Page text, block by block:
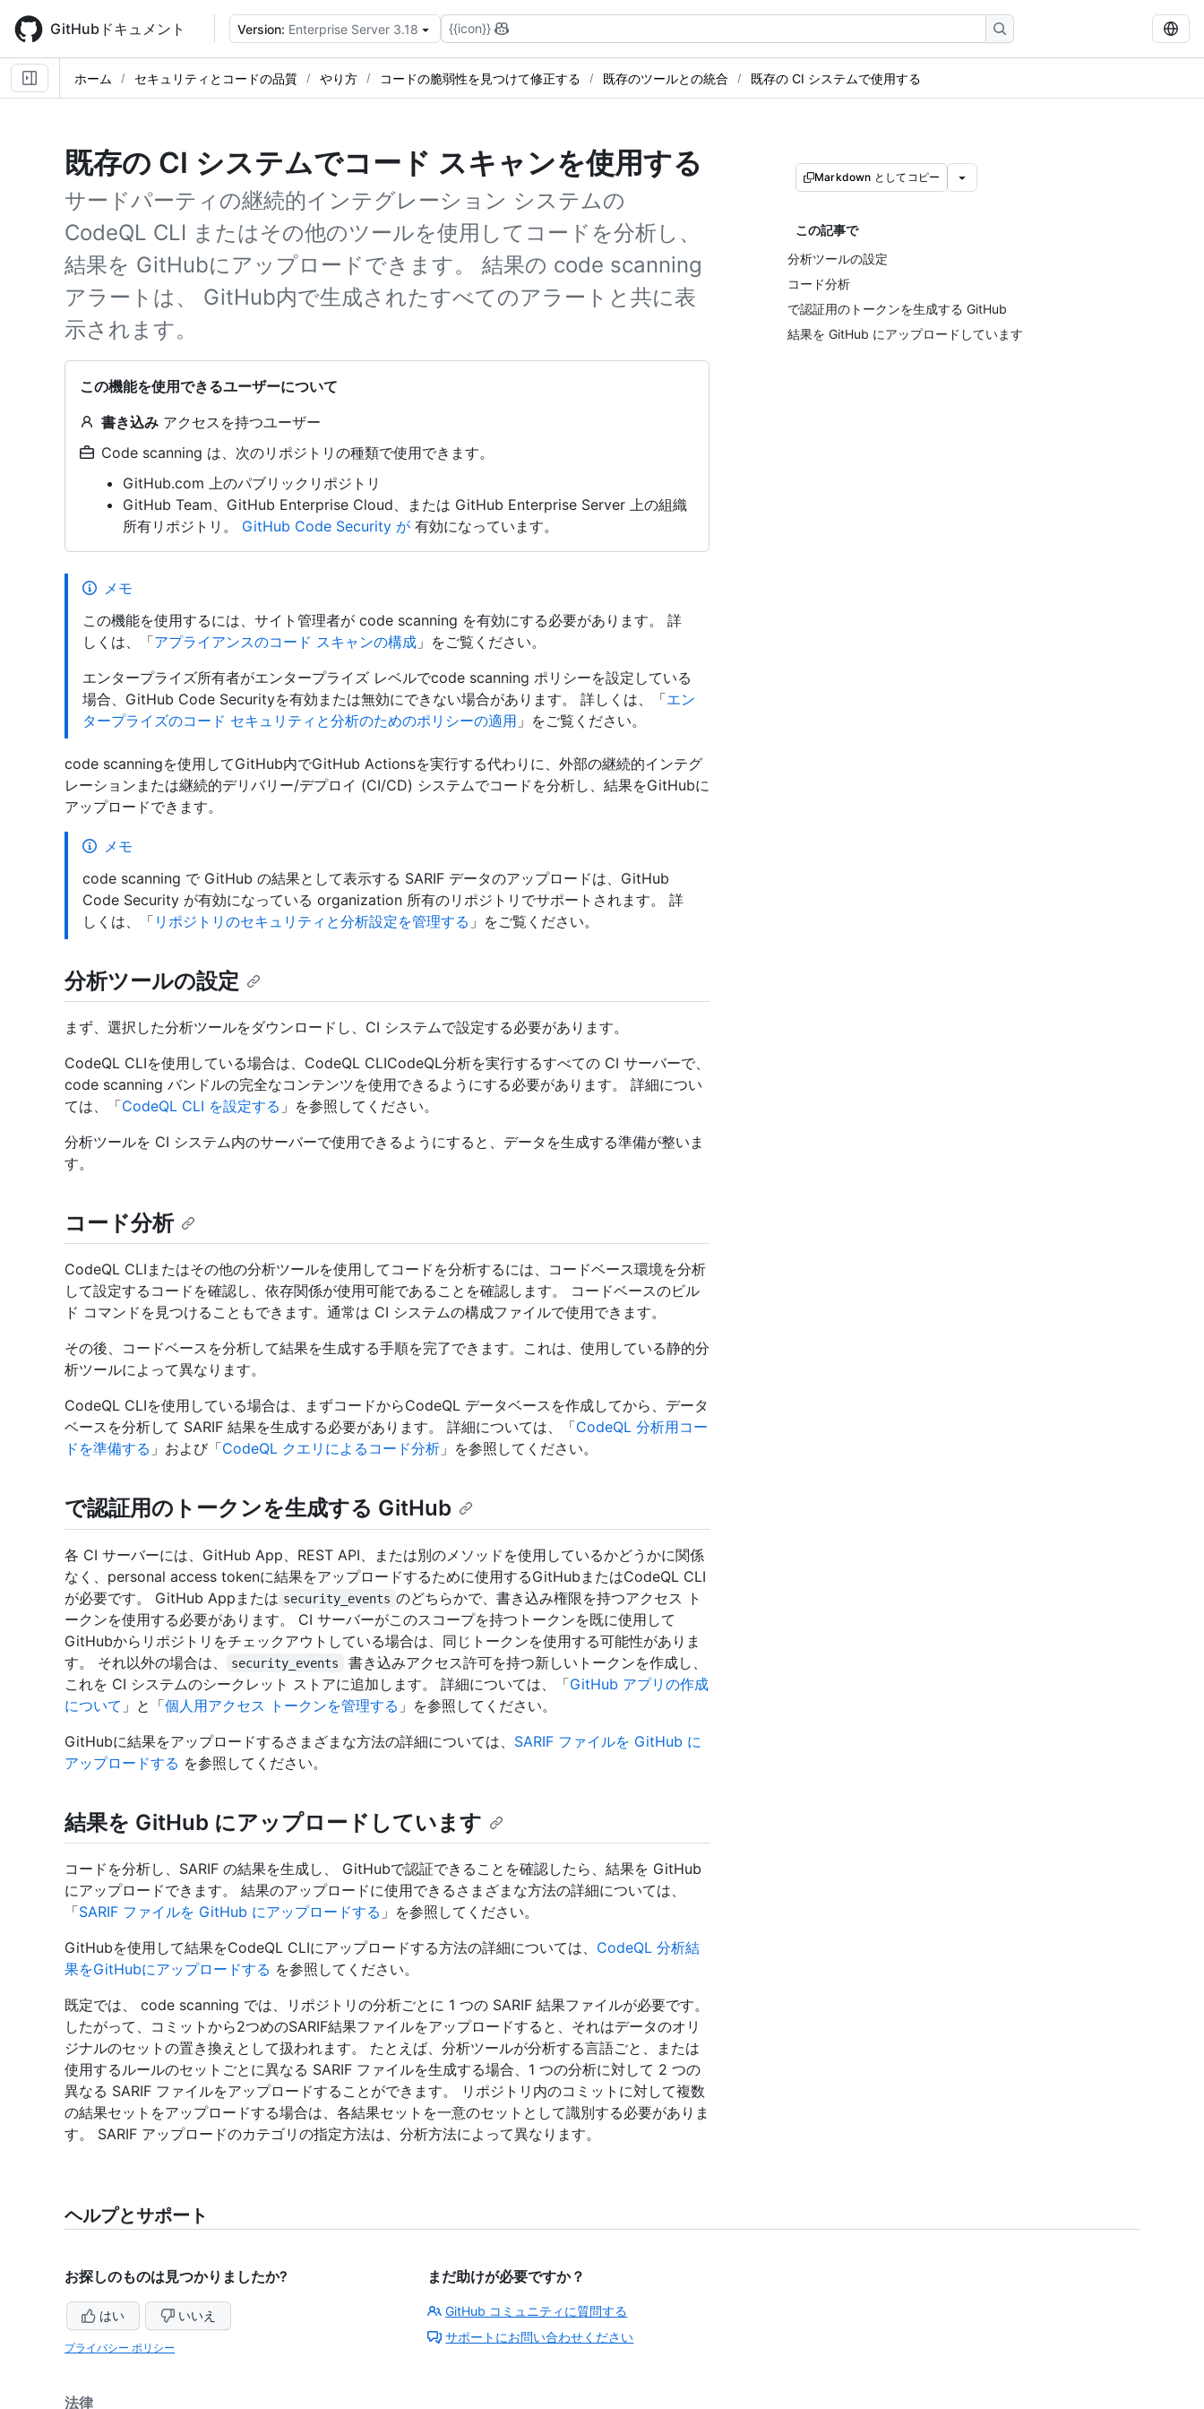
main
content
GitHubドキュメント Version: Enterprise Server 3.18 {{icon}}
ホーム セキュリティとコードの品質 やり方 コードの脆弱性を見つけて修正する 既存のツールとの統合 既存の CI システムで使用する
既存の CI システムでコード スキャンを使用する
サードパーティの継続的インテグレーション システムの
CodeQL CLI またはその他のツールを使用してコードを分析し、
結果を GitHubにアップロードできます。 結果の code scanning
アラートは、 GitHub内で生成されたすべてのアラートと共に表
示されます。
この機能を使用できるユーザーについて
書き込み アクセスを持つユーザー
Code scanning は、次のリポジトリの種類で使用できます。
GitHub.com 上のパブリックリポジトリ
GitHub Team、GitHub Enterprise Cloud、または GitHub Enterprise Server 上の組織
所有リポジトリ。 GitHub Code Security が 有効になっています。
Markdown としてコピー
この記事で
分析ツールの設定
コード分析
で認証用のトークンを生成する GitHub
結果を GitHub にアップロードしています
メモ
この機能を使用するには、サイト管理者が code scanning を有効にする必要があります。 詳
しくは、「アプライアンスのコード スキャンの構成 」をご覧ください。
エンタープライズ所有者がエンタープライズ レベルでcode scanning ポリシーを設定している
場合、GitHub Code Securityを有効または無効にできない場合があります。 詳しくは、「エン
タープライズのコード セキュリティと分析のためのポリシーの適用 」をご覧ください。
code scanningを使用してGitHub内でGitHub Actionsを実行する代わりに、外部の継続的インテグ
レーションまたは継続的デリバリー/デプロイ (CI/CD) システムでコードを分析し、結果をGitHubに
アップロードできます。
メモ
code scanning で GitHub の結果として表示する SARIF データのアップロードは、GitHub
Code Security が有効になっている organization 所有のリポジトリでサポートされます。 詳
しくは、「 リポジトリのセキュリティと分析設定を管理する 」をご覧ください。
分析ツールの設定
まず、選択した分析ツールをダウンロードし、CI システムで設定する必要があります。
CodeQL CLIを使用している場合は、CodeQL CLICodeQL分析を実行するすべての CI サーバーで、
code scanning バンドルの完全なコンテンツを使用できるようにする必要があります。 詳細につい
ては、「CodeQL CLI を設定する 」を参照してください。
分析ツールを CI システム内のサーバーで使用できるようにすると、データを生成する準備が整いま
す。
コード分析
CodeQL CLIまたはその他の分析ツールを使用してコードを分析するには、コードベース環境を分析
して設定するコードを確認し、依存関係が使用可能であることを確認します。 コードベースのビル
ド コマンドを見つけることもできます。通常は CI システムの構成ファイルで使用できます。
その後、コードベースを分析して結果を生成する手順を完了できます。これは、使用している静的分
析ツールによって異なります。
CodeQL CLIを使用している場合は、まずコードからCodeQL データベースを作成してから、データ
ベースを分析して SARIF 結果を生成する必要があります。 詳細については、「CodeQL 分析用コー
ドを準備する 」および「CodeQL クエリによるコード分析 」を参照してください。
で認証用のトークンを生成する GitHub
各 CI サーバーには、GitHub App、REST API、または別のメソッドを使用しているかどうかに関係
なく、personal access tokenに結果をアップロードするために使用するGitHubまたはCodeQL CLI
が必要です。 GitHub Appまたは security_events のどちらかで、書き込み権限を持つアクセス ト
ークンを使用する必要があります。 CI サーバーがこのスコープを持つトークンを既に使用して
GitHubからリポジトリをチェックアウトしている場合は、同じトークンを使用する可能性がありま
す。 それ以外の場合は、
security_events
書き込みアクセス許可を持つ新しいトークンを作成し、
これを CI システムのシークレット ストアに追加します。 詳細については、「GitHub アプリの作成
について 」と「個人用アクセス トークンを管理する 」を参照してください。
GitHubに結果をアップロードするさまざまな方法の詳細については、 SARIF ファイルを GitHub に
アップロードする を参照してください。
結果を GitHub にアップロードしています
コードを分析し、SARIF の結果を生成し、 GitHubで認証できることを確認したら、結果を GitHub
にアップロードできます。 結果のアップロードに使用できるさまざまな方法の詳細については、
「SARIF ファイルを GitHub にアップロードする 」を参照してください。
GitHubを使用して結果をCodeQL CLIにアップロードする方法の詳細については、 CodeQL 分析結
果をGitHubにアップロードする を参照してください。
既定では、 code scanning では、リポジトリの分析ごとに 1 つの SARIF 結果ファイルが必要です。
したがって、コミットから2つめのSARIF結果ファイルをアップロードすると、それはデータのオリ
ジナルのセットの置き換えとして扱われます。 たとえば、分析ツールが分析する言語ごと、または
使用するルールのセットごとに異なる SARIF ファイルを生成する場合、1 つの分析に対して 2 つの
異なる SARIF ファイルをアップロードすることができます。 リポジトリ内のコミットに対して複数
の結果セットをアップロードする場合は、各結果セットを一意のセットとして識別する必要がありま
す。 SARIF アップロードのカテゴリの指定方法は、分析方法によって異なります。
ヘルプとサポート
お探しのものは見つかりましたか?
はい いいえ
プライバシー ポリシー
まだ助けが必要ですか？
GitHub コミュニティに質問する
サポートにお問い合わせください
法律